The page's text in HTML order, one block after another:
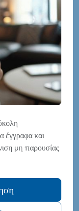
έγγραφα και
μη παρουσίας